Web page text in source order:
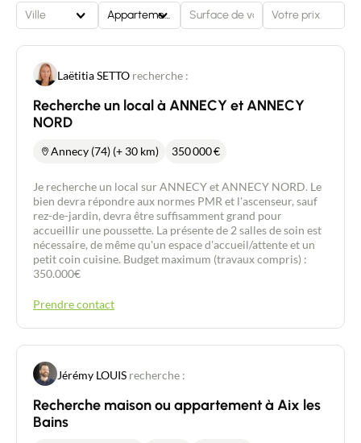
Ville Appartement
Laëtitia SETTO recherche :
Recherche un local à ANNECY et ANNECY
NORD
Annecy (74) (+ 30 km) 350 000€
Je recherche un local sur ANNECY et ANNECY NORD. Le
bien devra répondre aux normes PMR et l'ascenseur, sauf
rez-de-jardin, devra être suffisamment grand pour
accueillir une poussette. La présente de 2 salles de soin est
nécessaire, de même qu'un espace d'accueil/attente et un
petit coin cuisine. Budget maximum (travaux compris) :
350.000€
Prendre contact
Jérémy LOUIS recherche :
Recherche maison ou appartement à Aix les
Bains